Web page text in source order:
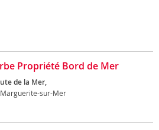
Propriété Bord de Mer
de la Mer,
sur-Mer